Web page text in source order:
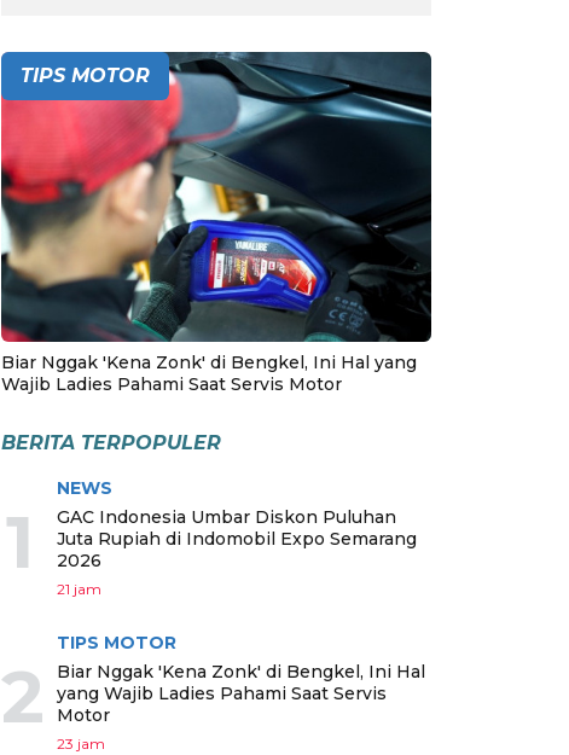
TIPS MOTOR
Biar Nggak 'Kena Zonk' di Bengkel, Ini Hal yang
Wajib Ladies Pahami Saat Servis Motor
BERITA TERPOPULER
1
NEWS
GAC Indonesia Umbar Diskon Puluhan
Juta Rupiah di Indomobil Expo Semarang
2026
21 jam
2
TIPS MOTOR
Biar Nggak 'Kena Zonk' di Bengkel, Ini Hal
yang Wajib Ladies Pahami Saat Servis
Motor
23 jam